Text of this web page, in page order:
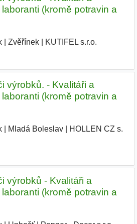
(kromě potravin a
| Zvěřínek| KUTIFEL s.r.o.
výrobků. - Kvalitáři a
(kromě potravin a
| Mladá Boleslav|
HOLLEN CZ s.
výrobků - Kvalitáři a
(kromě potravin a